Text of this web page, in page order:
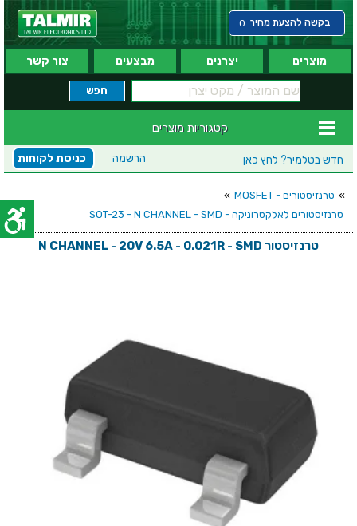
בקשה להצעת מחיר 0
מוצרים יצרנים מבצעים צור קשר
קטגוריות מוצרים
חדש בטלמיר? לחץ כאן כניסת לקוחות הרשמה
» טרנזיסטורים - MOSFET
»
טרנזיסטורים לאלקטרוניקה - SOT-23 - N CHANNEL - SMD
טרנזיסטור N CHANNEL - 20V 6.5A - 0.021R - SMD